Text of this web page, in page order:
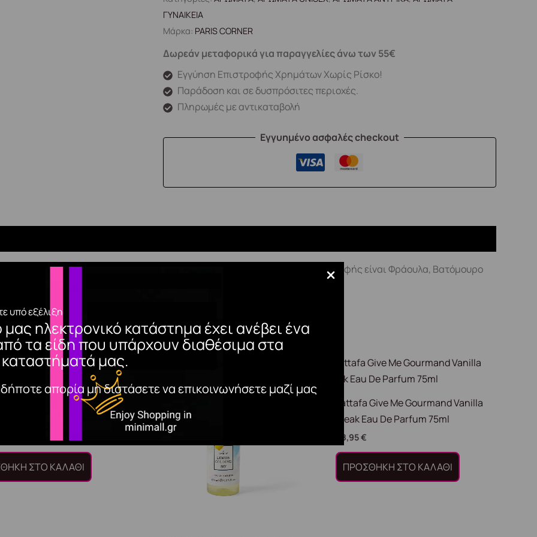
υπό εξέλιξη
ηλεκτρονικό κατάστημα έχει ανέβει ένα
τα είδη που υπάρχουν διαθέσιμα στα
μας.
απορία μη διστάσετε να επικοινωνήσετε μαζί μας
ΓΥΝΑΙΚΕΙΑ
Μάρκα: PARIS CORNER
Δωρεάν μεταφορικά για παραγγελίες άνω των 55€
Εγγύηση Επιστροφής Χρημάτων Χωρίς Ρίσκο!
Παράδοση και σε δυσπρόσιτες περιοχές.
Πληρωμές με αντικαταβολή
Εγγυημένο ασφαλές checkout
για γυναίκες και άνδρες,που κυκλοφόρησε το έτος 2025. Οι νότες κορυφής είναι Φράουλα, Βατόμουρο
Πορτοκαλιάς,οι νότες βάσης είναι Ζαχαρόπαστα και Μόσχος.
Yara Tous Eau De Parfum
ΣΤΟ ΚΑΛΆΘΙ
Lattafa Give Me Gourmand Vanilla
Freak Eau De Parfum 75ml
28,95€
ΠΡΟΣΘΉΚΗ ΣΤΟ ΚΑΛΆΘΙ